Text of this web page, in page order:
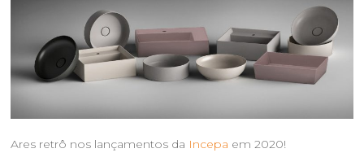
Ares retrô nos lançamentos da Incepa em 2020!